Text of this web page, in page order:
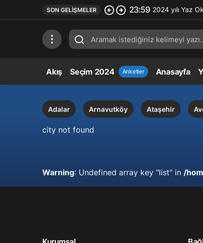
SON GELIŞMELER 23:59 2024 yılı Yaz
Akış Seçim 2024 Anketler Anasayfa
Adalar Arnavutköy Ataşehir
city not found
Warning: Undefined array key "list" in /